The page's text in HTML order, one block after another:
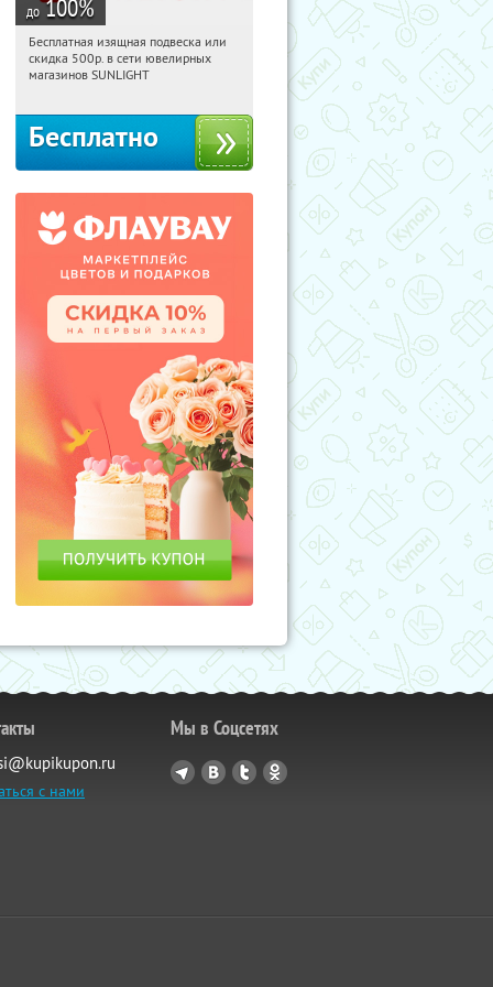
до 100%
06:39:18 Получили:
Россия
Бесплатная изящная подвеска или
скидка 500р. в сети ювелирных
магазинов SUNLIGHT
Бесплатно
с нами
Мы в Соцсетях